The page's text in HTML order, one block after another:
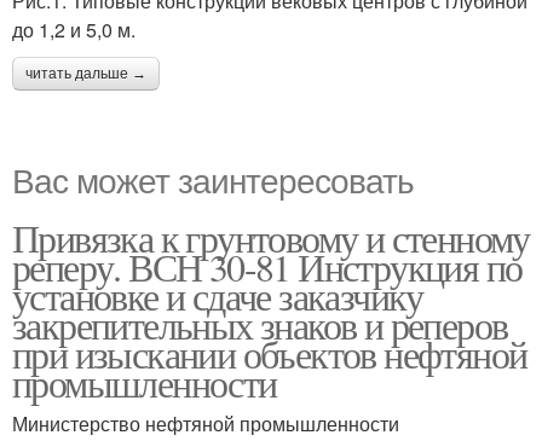
до 1,2 и 5,0 м.
читать дальше →
Вас может заинтересовать
Привязка к грунтовому и стенному
реперу. ВСН 30-81 Инструкция по
установке и сдаче заказчику
закрепительных знаков и реперов
при изыскании объектов нефтяной
промышленности
Министерство нефтяной промышленности